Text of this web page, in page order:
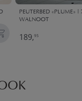
PEUTERBED «PLUME»
WALNOOT
189,95